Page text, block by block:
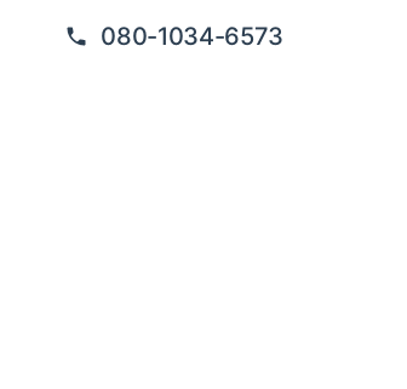
080-1034-6573